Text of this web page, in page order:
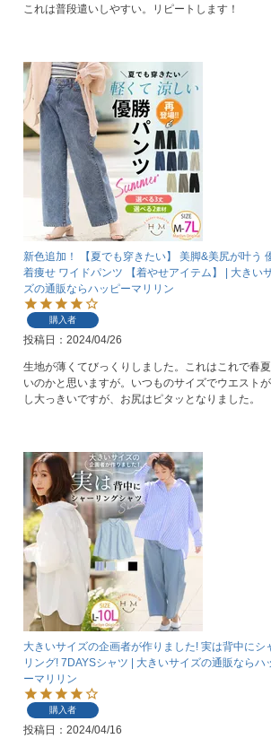
これは普段遣いしやすい。リピートします！
新色追加！ 【夏でも穿きたい】 美脚&美尻が叶う
着痩せ ワイドパンツ 【着やせアイテム】 | 大きい
ズの通販ならハッピーマリリン
購入者
投稿日 2024/04/26
生地が薄くてびっくりしました。これはこれで春
いのかと思いますが。いつものサイズでウエスト
し大っきいですが、お尻はピタッとなりました。
大きいサイズの企画者が作りました! 実は背中にシ
リング! 7DAYSシャツ | 大きいサイズの通販ならハ
ーマリリン
購入者
投稿日 2024/04/16